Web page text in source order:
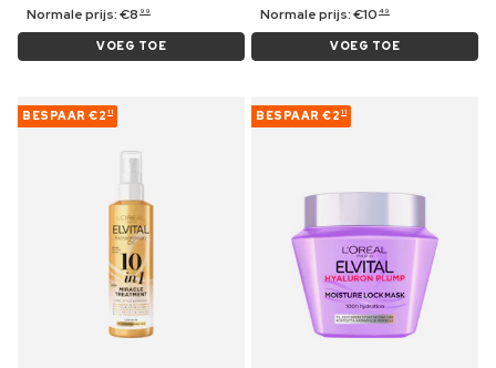
Normale prijs:€8 99
VOEG TOE
Normale prijs:€10 49
VOEG TOE
BESPAAR €2 11 BESPAAR €2 11